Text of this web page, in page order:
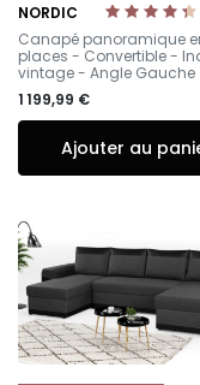
NORDIC
-
Canapé panoramique
places - Convertible -
vintage - Angle Gauche
1 199,99 €
Ajouter au